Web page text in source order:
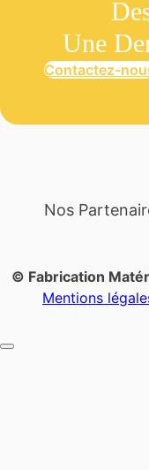
Une
Contactez-
Nos
© Fabrication
Mentions